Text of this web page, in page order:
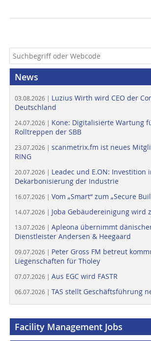
News
03.08.2026 | Luzius Wirth wird CEO der
Deutschland
24.07.2026 | Kone: Digitalisierte Wartung
Rolltreppen der SBB
23.07.2026 | scanmetrix.fm ist neues
RING
20.07.2026 | Leadec und E.ON: Investition
Dekarbonisierung der Industrie
16.07.2026 | Vom „Smart“ zum „Secure
14.07.2026 | Joba Gebäudereinigung wird
13.07.2026 | Apleona übernimmt
Dienstleister Andersen & Heegaard
09.07.2026 | Peter Gross FM betreut
Liegenschaften für Tholey
07.07.2026 | Aus EGC wird FASTR
06.07.2026 | TAS stellt Geschäftsführung
Facility Management Jobs